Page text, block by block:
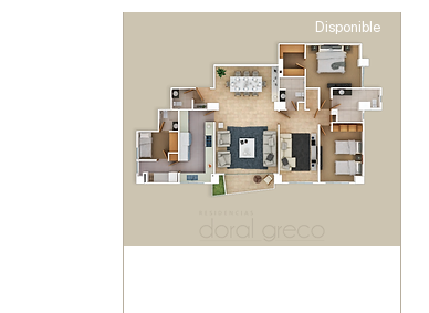
Disponible